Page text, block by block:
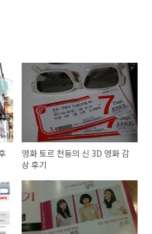
영화 토르 천둥의 신 3D 영화 감
상 후기